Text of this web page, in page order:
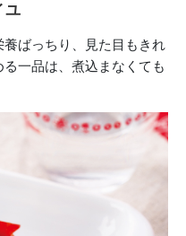
ユ
ばっちり、見た目もきれ
一品は、煮込まなくても